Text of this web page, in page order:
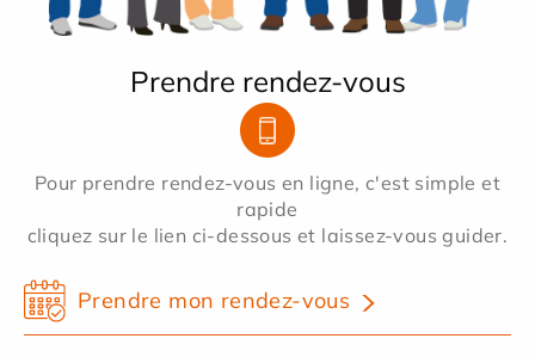
Prendre rendez-vous
Pour prendre rendez-vous en ligne, c'est simple et
rapide
cliquez sur le lien ci-dessous et laissez-vous guider.
Prendre mon rendez-vous